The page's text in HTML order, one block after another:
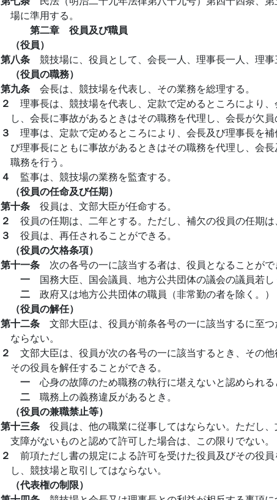
場に準用する。
第二章 役員及び職員
（役員）
第八条 競技場に、役員として、会長一人、理事長一人、理事
（役員の職務）
第九条 会長は、競技場を代表し、その業務を総理する。
２ 理事長は、競技場を代表し、定款で定めるところにより
し、会長に事故があるときはその職務を代理し、会長が欠員
３ 理事は、定款で定めるところにより、会長及び理事長を
び理事長にともに事故があるときはその職務を代理し、会
職務を行う。
４ 監事は、競技場の業務を監査する。
（役員の任命及び任期）
第十条 役員は、文部大臣が任命する。
２ 役員の任期は、二年とする。ただし、補欠の役員の任期は
３ 役員は、再任されることができる。
（役員の欠格条項）
第十一条 次の各号の一に該当する者は、役員となることがで
一 国務大臣、国会議員、地方公共団体の議会の議員若
二 政府又は地方公共団体の職員（非常勤の者を除く。）
（役員の解任）
第十二条 文部大臣は、役員が前条各号の一に該当するに至
ならない。
２ 文部大臣は、役員が次の各号の一に該当するとき、その他
その役員を解任することができる。
一 心身の故障のため職務の執行に堪えないと認められる
二 職務上の義務違反があるとき。
（役員の兼職禁止等）
第十三条 役員は、他の職業に従事してはならない。ただし
支障がないものと認めて許可した場合は、この限りでない。
２ 前項ただし書の規定による許可を受けた役員及びその役
し、競技場と取引してはならない。
（代表権の制限）